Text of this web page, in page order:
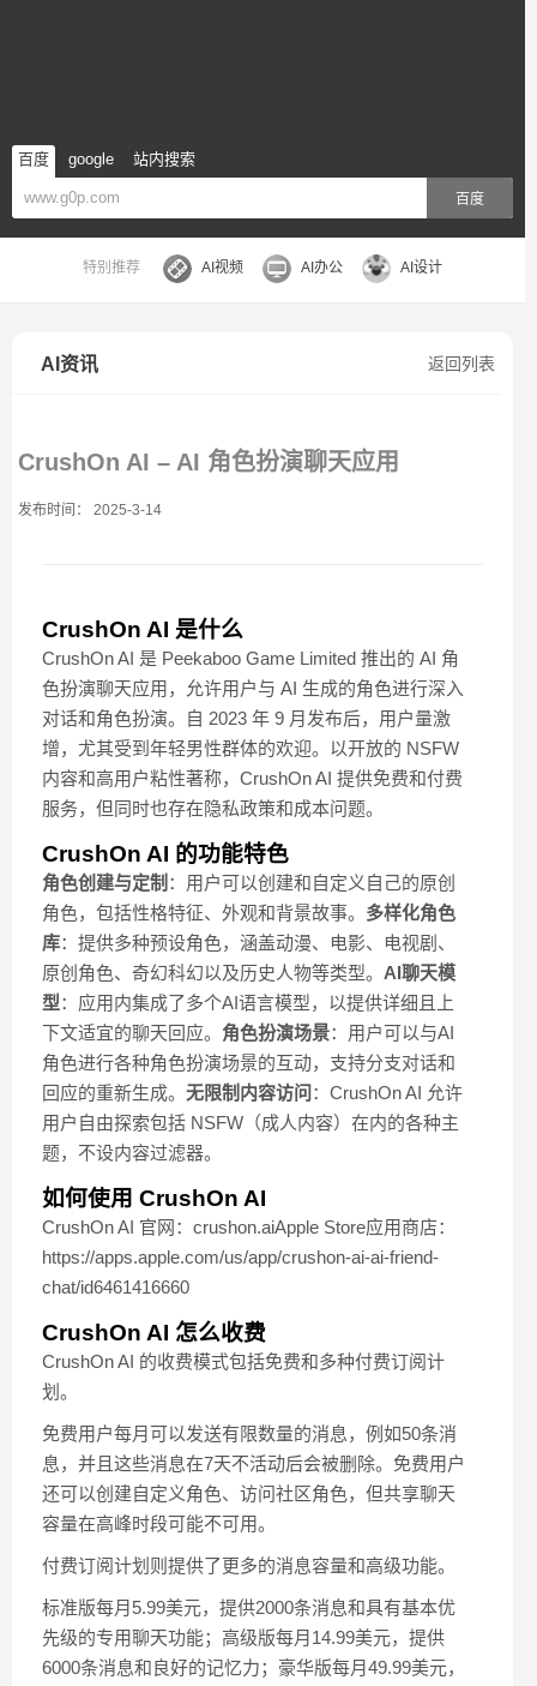
百度 google 站内搜索
百度
特别推荐 AI视频 AI办公 AI设计
返回列表
AI资讯
CrushOn AI – AI 角色扮演聊天应用
发布时间： 2025-3-14
CrushOn AI 是什么
CrushOn AI 是 Peekaboo Game Limited 推出的 AI 角
色扮演聊天应用，允许用户与 AI 生成的角色进行深入
对话和角色扮演。自 2023 年 9 月发布后，用户量激
增，尤其受到年轻男性群体的欢迎。以开放的 NSFW
内容和高用户粘性著称，CrushOn AI 提供免费和付费
服务，但同时也存在隐私政策和成本问题。
CrushOn AI 的功能特色
角色创建与定制 ：用户可以创建和自定义自己的原创
角色，包括性格特征、外观和背景故事。 多样化角色
库：提供多种预设角色，涵盖动漫、电影、电视剧、
原创角色、奇幻科幻以及历史人物等类型。 AI聊天模
型：应用内集成了多个AI语言模型，以提供详细且上
下文适宜的聊天回应。 角色扮演场景：用户可以与AI
角色进行各种角色扮演场景的互动，支持分支对话和
回应的重新生成。 无限制内容访问 ：CrushOn AI 允许
用户自由探索包括 NSFW（成人内容）在内的各种主
题，不设内容过滤器。
如何使用 CrushOn AI
CrushOn AI 官网：crushon.aiApple Store应用商店：
https://apps.apple.com/us/app/crushon-ai-ai-friend-
chat/id6461416660
CrushOn AI 怎么收费
CrushOn AI 的收费模式包括免费和多种付费订阅计
划。
免费用户每月可以发送有限数量的消息，例如50条消
息，并且这些消息在7天不活动后会被删除。免费用户
还可以创建自定义角色、访问社区角色，但共享聊天
容量在高峰时段可能不可用。
付费订阅计划则提供了更多的消息容量和高级功能。
标准版每月5.99美元，提供2000条消息和具有基本优
先级的专用聊天功能；高级版每月14.99美元，提供
6000条消息和良好的记忆力；豪华版每月49.99美元，